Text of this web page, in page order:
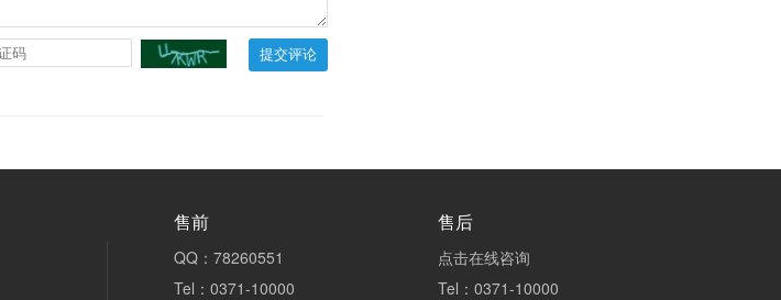
提交评论
售前
QQ：78260551
Tel：0371-10000
售后
点击在线咨询
Tel：0371-10000